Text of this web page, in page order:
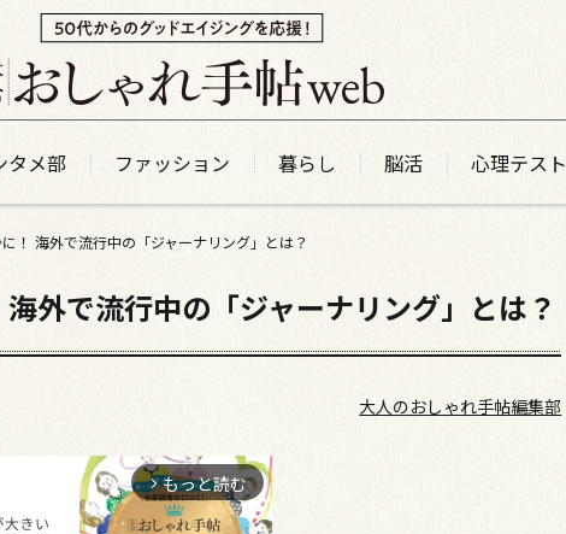
タメ部 ファッション 暮らし 脳活 心理テスト
！ 海外で流行中の「ジャーナリング」とは？
外で流行中の「ジャーナリング」とは？
大人のおしゃれ手帖編集部
arrow_forward_ios もっと読む